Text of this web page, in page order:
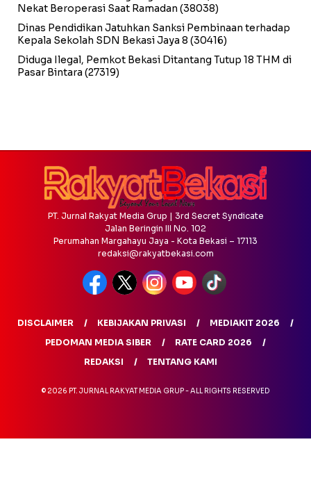
Nekat Beroperasi Saat Ramadan (38038)
Dinas Pendidikan Jatuhkan Sanksi Pembinaan terhadap
Kepala Sekolah SDN Bekasi Jaya 8 (30416)
Diduga Ilegal, Pemkot Bekasi Ditantang Tutup 18 THM di
Pasar Bintara (27319)
PT. Jurnal Rakyat Media Grup | 3rd Secret Syndicate
Jalan Beringin III No. 102
Perumahan Margahayu Jaya - Kota Bekasi – 17113
redaksi@rakyatbekasi.com
DISCLAIMER KEBIJAKAN PRIVASI
MEDIAKIT 2026
PEDOMAN MEDIA SIBER
RATE CARD 2026
REDAKSI
TENTANG KAMI
© 2026 PT. JURNAL RAKYAT MEDIA GRUP - ALL RIGHTS RESERVED